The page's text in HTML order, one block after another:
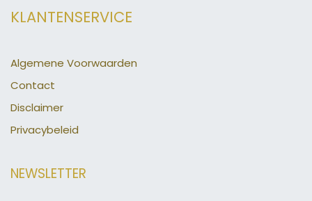
KLANTENSERVICE
Algemene Voorwaarden
Contact
Disclaimer
Privacybeleid
NEWSLETTER